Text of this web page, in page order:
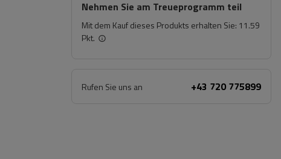
Nehmen Sie am Treueprogramm teil
Mit dem Kauf dieses Produkts erhalten Sie: 11.59
Pkt.
Rufen Sie uns an +43 720 775899